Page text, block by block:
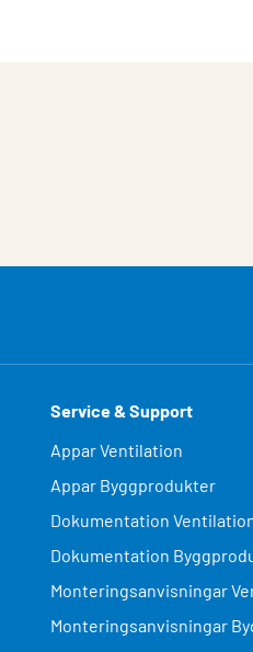
Service & Support
Appar Ventilation
Appar Byggprodukter
Dokumentation
Dokumentation
Monteringsanvisningar
Monteringsanvisningar